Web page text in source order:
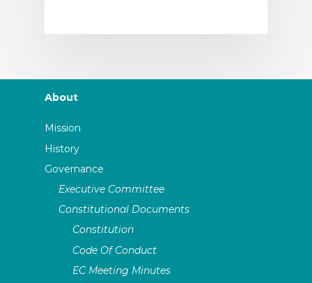
About
Mission
History
Governance
Executive Committee
Constitutional Documents
Constitution
Code Of Conduct
EC Meeting Minutes